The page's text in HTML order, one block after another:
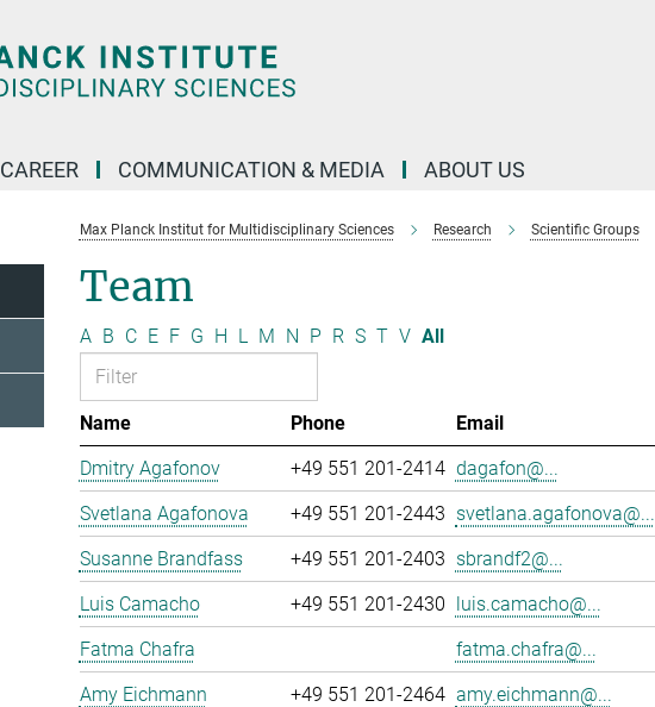
CAREER COMMUNICATION & MEDIA ABOUT US
Max Planck Institut for Multidisciplinary Sciences Research Scientific Groups
Team
A B C E F G H L M N P R S T V All
Name Phone
Email
Dmitry Agafonov
+49 551 201-2414 dagafon@...
Svetlana Agafonova
+49 551 201-2443 svetlana.agafonova@...
Susanne Brandfass
+49 551 201-2403 sbrandf2@...
Luis Camacho
+49 551 201-2430 luis.camacho@...
Fatma Chafra
fatma.chafra@...
Amy Eichmann
+49 551 201-2464 amy.eichmann@...